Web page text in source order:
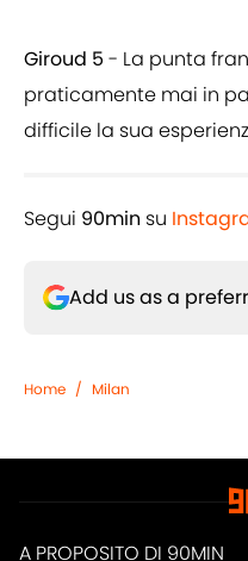
Giroud 5 - La punta
praticamente mai in
difficile la sua
Segui 90min su
Add us as a
Home / Milan
A PROPOSITO DI 90MIN